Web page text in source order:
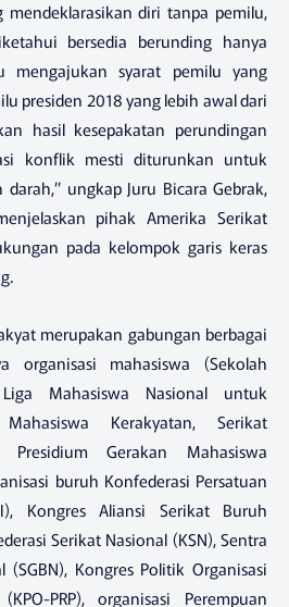
mendeklarasikan diri tanpa pemilu,
bersedia berunding hanya
mengajukan syarat pemilu yang
presiden 2018 yang lebih awal dari
hasil kesepakatan perundingan
konflik mesti diturunkan untuk
ungkap Juru Bicara Gebrak,
pihak Amerika Serikat
pada kelompok garis keras
merupakan gabungan berbagai
organisasi mahasiswa (Sekolah
Mahasiswa Nasional untuk
Kerakyatan, Serikat
Presidium Gerakan Mahasiswa
buruh Konfederasi Persatuan
Kongres Aliansi Serikat Buruh
Serikat Nasional (KSN), Sentra
Kongres Politik Organisasi
PRP), organisasi Perempuan